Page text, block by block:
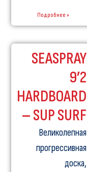
Подробнее »
SEASPRAY
9’2
HARDBOARD
– SUP SURF
Великолепная
прогрессивная
доска,